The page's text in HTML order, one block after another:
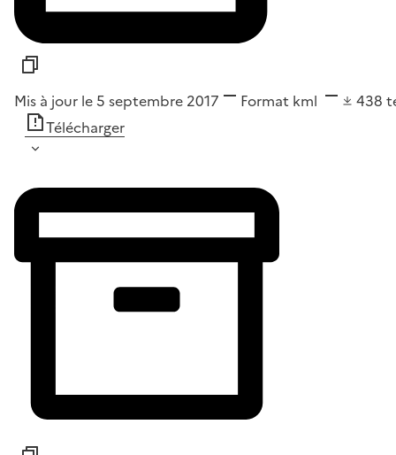
Mis à jour le 5 septembre 2017 Format kml 438
Télécharger